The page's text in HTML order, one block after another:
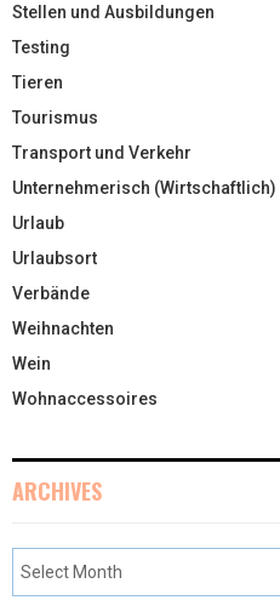
Stellen und Ausbildungen
Testing
Tieren
Tourismus
Transport und Verkehr
Unternehmerisch (Wirtschaftlich)
Urlaub
Urlaubsort
Verbände
Weihnachten
Wein
Wohnaccessoires
ARCHIVES